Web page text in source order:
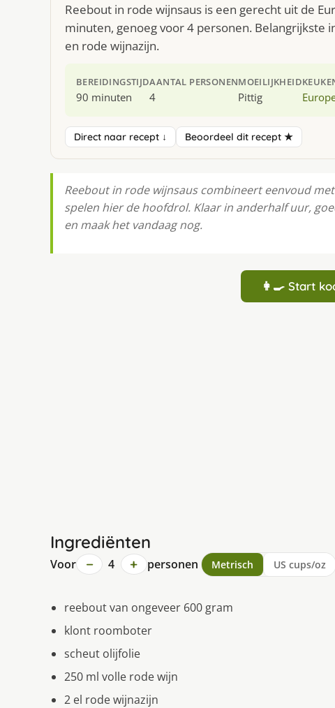
Reebout in rode wijnsaus is een gerecht uit de
minuten, genoeg voor 4 personen.
en rode wijnazijn.
BEREIDINGSTIJD
90 minuten
AANTAL PERSONEN
4
MOEILIJKHEID
Pittig
Direct naar recept ↓ Beoordeel dit recept ★
Reebout in rode wijnsaus combineert eenvoud
spelen hier de hoofdrol. Klaar in anderhalf uur,
en maak het vandaag nog.
👩‍🍳 Start
Ingrediënten
Voor − 4 + personen Metrisch US cups/oz
reebout van ongeveer 600 gram
klont roomboter
scheut olijfolie
250 ml volle rode wijn
2 el rode wijnazijn